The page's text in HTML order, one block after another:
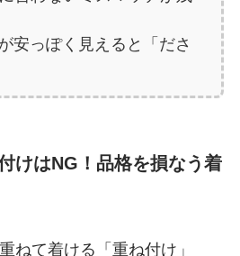
安っぽく見えると「ださ
けはNG！品格を損なう着
ねて着ける「重ね付け」